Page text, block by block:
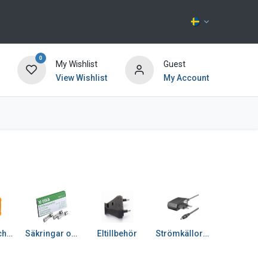
0
My Wishlist
View Wishlist
Guest
My Account
Verktyg och kemikalier Säkringar och strömbrytare Eltillbehör Strömkällor och batterier